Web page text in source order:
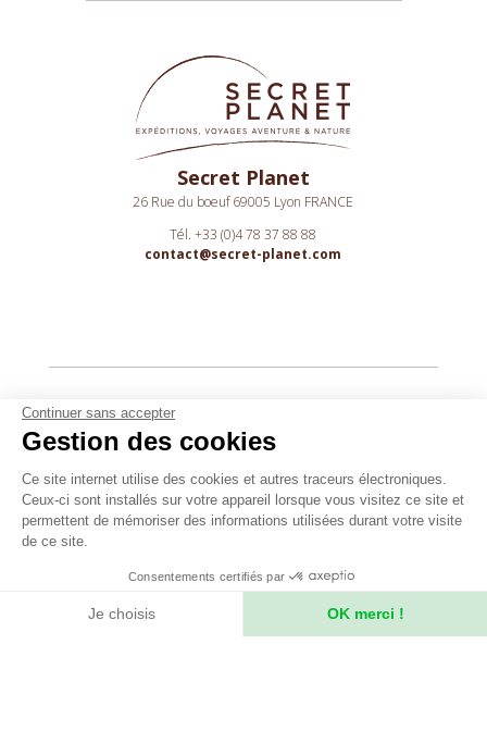
Secret Planet
26 Rue du boeuf 69005 Lyon FRANCE
Tél. +33 (0)4 78 37 88 88
contact@secret-planet.com
Podcast
Assurances
CGV
Mentions légales
Continuer sans accepter
Gestion des cookies
Ce site internet utilise des cookies et autres traceurs électroniques.
Ceux-ci sont installés sur votre appareil lorsque vous visitez ce site et
permettent de mémoriser des informations utilisées durant votre visite
de ce site.
Consentements certifiés par
Je choisis OK merci !